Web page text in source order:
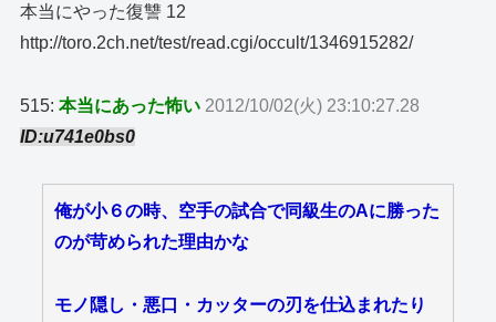
本当にやった復讐 12
http://toro.2ch.net/test/read.cgi/occult/1346915282/
515:本当にあった怖い 2012/10/02(火) 23:10:27.28
ID:u741e0bs0
俺が小６の時、空手の試合で同級生のAに勝った
のが苛められた理由かな
モノ隠し・悪口・カッターの刃を仕込まれたり